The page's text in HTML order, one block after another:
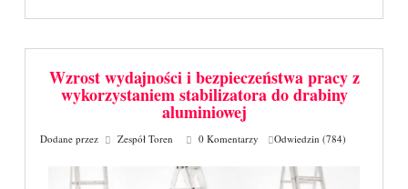
Wzrost wydajności i bezpieczeństwa pracy z
wykorzystaniem stabilizatora do drabiny
aluminiowej
Dodane przez Zespół Toren 0 Komentarzy Odwiedzin (784)